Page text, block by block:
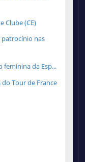
Clube (CE)
patrocínio nas
feminina da Esp...
Tour de France